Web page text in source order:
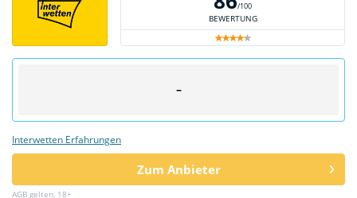
/100
BEWERTUNG
–
Interwetten Erfahrungen
Zum Anbieter
AGB gelten, 18+